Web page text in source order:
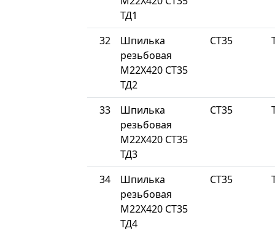
ТД1
32
Шпилька
резьбовая
М22Х420 СТ35
ТД2
СТ35
33
Шпилька
резьбовая
М22Х420 СТ35
ТД3
СТ35
34
Шпилька
резьбовая
М22Х420 СТ35
ТД4
СТ35